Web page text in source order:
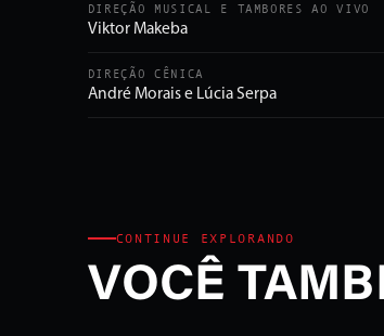
DIREÇÃO MUSICAL E TAMBORES AO VIVO
Viktor Makeba
DIREÇÃO CÊNICA
André Morais e Lúcia Serpa
CONTINUE EXPLORANDO
VOCÊ